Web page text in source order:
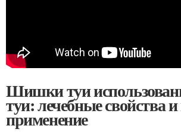
Шишки туи
туи: лечебные свойства
применение